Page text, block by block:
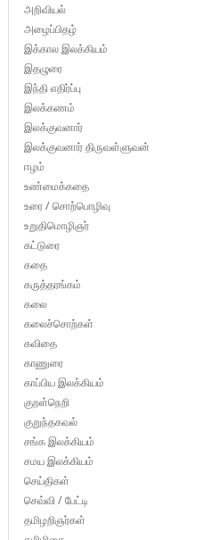
அறிவியல்
அழைப்பிதழ்
இக்கால இலக்கியம்
இதழுரை
இந்தி எதிர்ப்பு
இலக்கணம்
இலக்குவனார்
இலக்குவனார் திருவள்ளுவன்
ஈழம்
உண்மைக்கதை
உரை / சொற்பொழிவு
உறுதிமொழிஞர்
கட்டுரை
கதை
கருத்தரங்கம்
கலை
கலைச்சொற்கள்
கவிதை
காணுரை
காப்பிய இலக்கியம்
குறள்நெறி
குறுந்தகவல்
சங்க இலக்கியம்
சமய இலக்கியம்
செய்திகள்
செவ்வி / பேட்டி
தமிழறிஞர்கள்